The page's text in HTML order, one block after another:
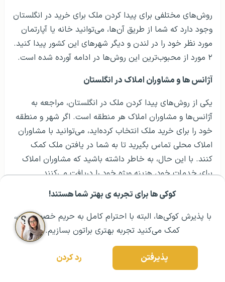
کوکی ها برای تجربه ی بهتر شما هستند!
با پذیرش کوکی‌ها، البته با احترام کامل به حریم خصوصیتون،
کمک می‌کنید تجربه بهتری براتون بسازیم.
پذیرفتن رد کردن
مشــاوره اولیه رایگان: ۰۲۱ ۴۳۰۰۰ ۰۲۱ رزرو مشاوره تخصصی
روش‌های مختلفی برای پیدا کردن ملک برای خرید در انگلستان
وجود دارد که شما از طریق آن‌ها، می‌توانید خانه یا آپارتمان
مورد نظر خود را در لندن و دیگر شهرهای این کشور پیدا کنید.
۲ مورد از محبوب‌ترین این روش‌ها در ادامه آورده شده است.
آژانس‌ ها و مشاوران املاک در انگلستان
یکی از روش‌های پیدا کردن ملک در انگلستان، مراجعه به
آژانس‌ها و مشاوران املاک هر منطقه است. اگر شهر و منطقه
خود را برای خرید ملک انتخاب کرده‌اید، می‌توانید با مشاوران
املاک محلی تماس بگیرید تا به شما در یافتن ملک کمک
کنند. با این حال، به خاطر داشته باشید که مشاوران املاک
برای خدمات خود، هزینه‌ ویژه خود را دریافت می‌کنند.
سایت خرید خانه در انگلستان
یکی از ساده‌ترین راه‌ها برای یافتن ملک در انگلستان،
جستجوی آنلاین است. وب‌سایت‌های اختصاصی متعددی
برای این منظور با عنوان سایت خرید خانه در انگلیس وجود
دارند که معروف‌ترین آن‌ها عبارتند از: